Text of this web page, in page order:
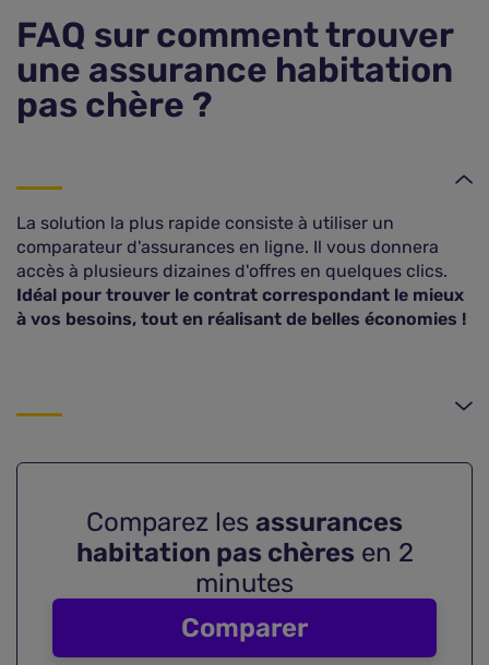
FAQ sur comment trouver
une assurance habitation
pas chère ?
La solution la plus rapide consiste à utiliser un
comparateur d'assurances en ligne. Il vous donnera
accès à plusieurs dizaines d'offres en quelques clics.
Idéal pour trouver le contrat correspondant le mieux
à vos besoins, tout en réalisant de belles économies !
Comparez les assurances
habitation pas chères en 2
minutes
Comparer